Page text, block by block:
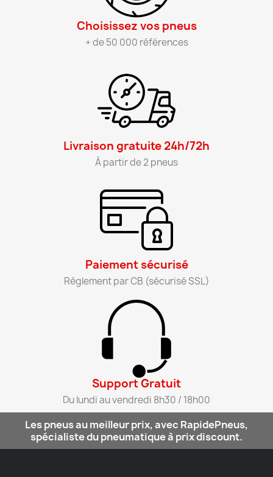
Choisissez vos pneus​
+ de 50 000 références
Livraison gratuite 24h/72h​
À partir de 2 pneus​
Paiement sécurisé​
Règlement par CB (sécurisé SSL)​
Support Gratuit​
Du lundi au vendredi 8h30 / 18h00​
Les pneus au meilleur prix, avec RapidePneus,
spécialiste du pneumatique à prix discount.